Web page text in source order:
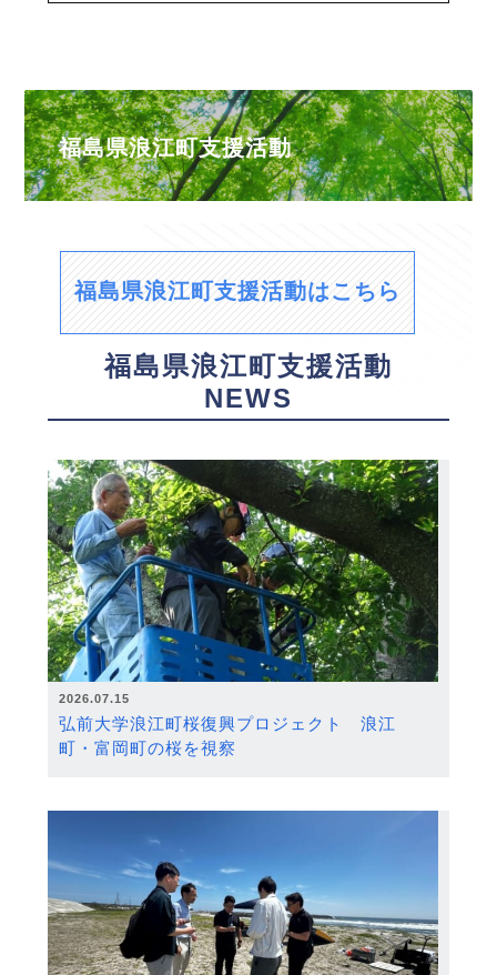
福島県浪江町支援活動
福島県浪江町支援活動はこちら
福島県浪江町支援活動
NEWS
2026.07.15
弘前大学浪江町桜復興プロジェクト 浪江
町・富岡町の桜を視察